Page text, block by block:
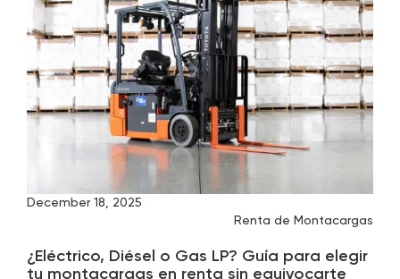
December 18, 2025
Renta de Montacargas
¿Eléctrico, Diésel o Gas LP? Guía para elegir
tu montacargas en renta sin equivocarte